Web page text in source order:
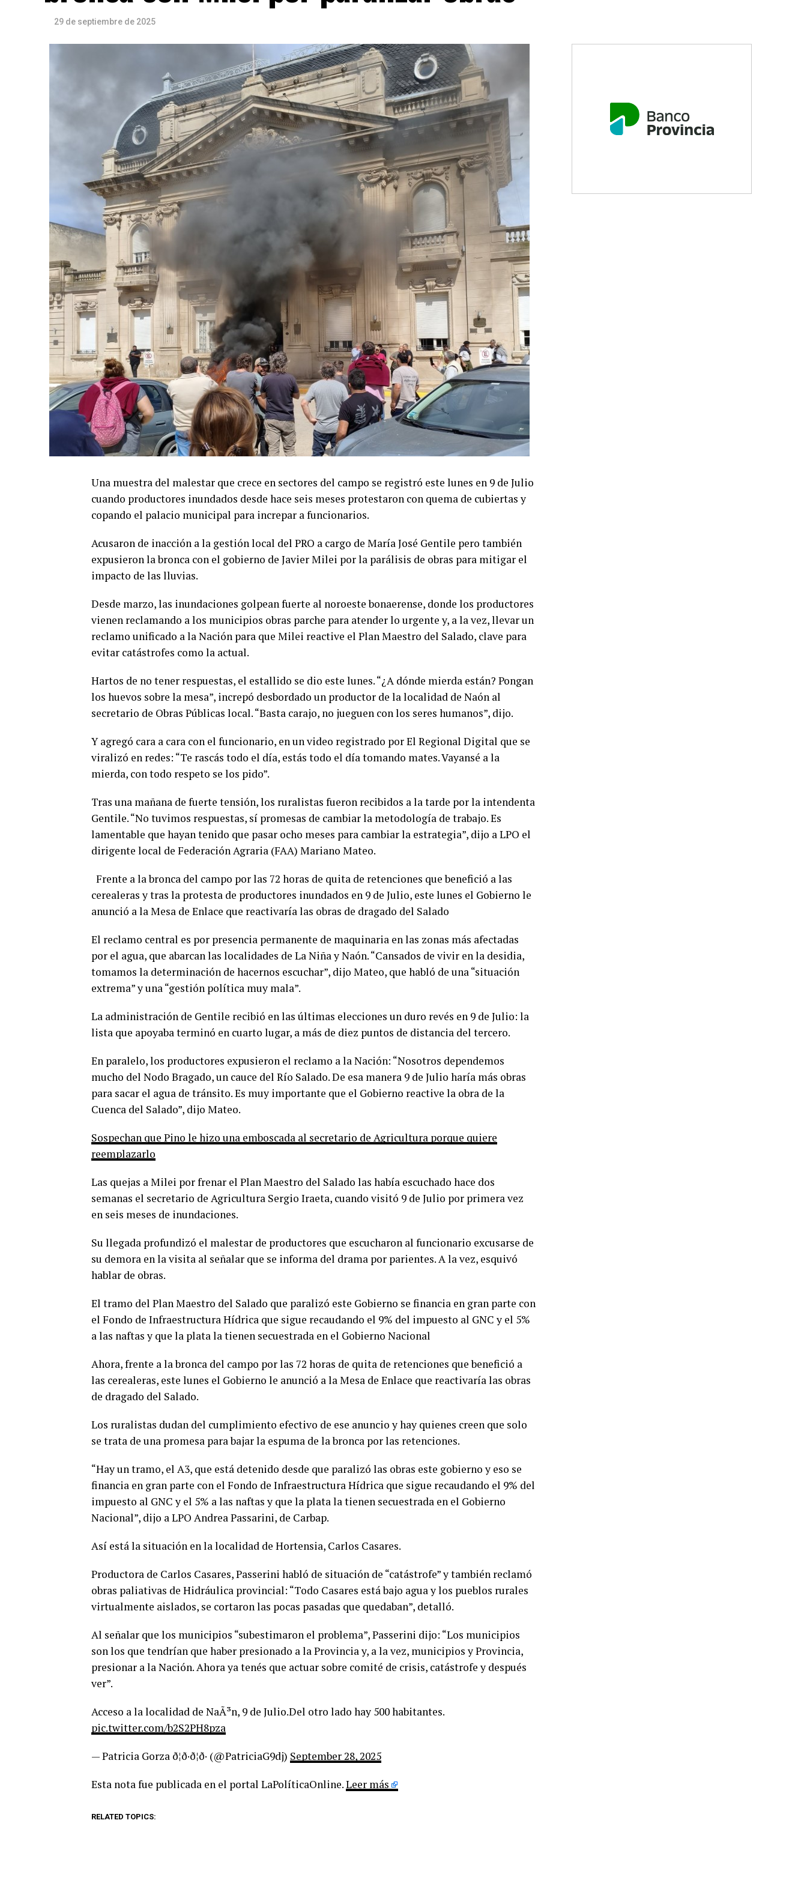
29 de septiembre de 2025
Una muestra del malestar que crece en sectores del campo se registró este lunes en 9 de Julio
cuando productores inundados desde hace seis meses protestaron con quema de cubiertas y
copando el palacio municipal para increpar a funcionarios.
Acusaron de inacción a la gestión local del PRO a cargo de María José Gentile pero también
expusieron la bronca con el gobierno de Javier Milei por la parálisis de obras para mitigar el
impacto de las lluvias.
Desde marzo, las inundaciones golpean fuerte al noroeste bonaerense, donde los productores
vienen reclamando a los municipios obras parche para atender lo urgente y, a la vez, llevar un
reclamo unificado a la Nación para que Milei reactive el Plan Maestro del Salado, clave para
evitar catástrofes como la actual.
Hartos de no tener respuestas, el estallido se dio este lunes. “¿A dónde mierda están? Pongan
los huevos sobre la mesa”, increpó desbordado un productor de la localidad de Naón al
secretario de Obras Públicas local. “Basta carajo, no jueguen con los seres humanos”, dijo.
Y agregó cara a cara con el funcionario, en un video registrado por El Regional Digital que se
viralizó en redes: “Te rascás todo el día, estás todo el día tomando mates. Vayansé a la
mierda, con todo respeto se los pido”.
Tras una mañana de fuerte tensión, los ruralistas fueron recibidos a la tarde por la intendenta
Gentile. “No tuvimos respuestas, sí promesas de cambiar la metodología de trabajo. Es
lamentable que hayan tenido que pasar ocho meses para cambiar la estrategia”, dijo a LPO el
dirigente local de Federación Agraria (FAA) Mariano Mateo.
Frente a la bronca del campo por las 72 horas de quita de retenciones que benefició a las
cerealeras y tras la protesta de productores inundados en 9 de Julio, este lunes el Gobierno le
anunció a la Mesa de Enlace que reactivaría las obras de dragado del Salado
El reclamo central es por presencia permanente de maquinaria en las zonas más afectadas
por el agua, que abarcan las localidades de La Niña y Naón. “Cansados de vivir en la desidia,
tomamos la determinación de hacernos escuchar”, dijo Mateo, que habló de una “situación
extrema” y una “gestión política muy mala”.
La administración de Gentile recibió en las últimas elecciones un duro revés en 9 de Julio: la
lista que apoyaba terminó en cuarto lugar, a más de diez puntos de distancia del tercero.
En paralelo, los productores expusieron el reclamo a la Nación: “Nosotros dependemos
mucho del Nodo Bragado, un cauce del Río Salado. De esa manera 9 de Julio haría más obras
para sacar el agua de tránsito. Es muy importante que el Gobierno reactive la obra de la
Cuenca del Salado”, dijo Mateo.
Sospechan que Pino le hizo una emboscada al secretario de Agricultura porque quiere
reemplazarlo
Las quejas a Milei por frenar el Plan Maestro del Salado las había escuchado hace dos
semanas el secretario de Agricultura Sergio Iraeta, cuando visitó 9 de Julio por primera vez
en seis meses de inundaciones.
Su llegada profundizó el malestar de productores que escucharon al funcionario excusarse de
su demora en la visita al señalar que se informa del drama por parientes. A la vez, esquivó
hablar de obras.
El tramo del Plan Maestro del Salado que paralizó este Gobierno se financia en gran parte con
el Fondo de Infraestructura Hídrica que sigue recaudando el 9% del impuesto al GNC y el 5%
a las naftas y que la plata la tienen secuestrada en el Gobierno Nacional
Ahora, frente a la bronca del campo por las 72 horas de quita de retenciones que benefició a
las cerealeras, este lunes el Gobierno le anunció a la Mesa de Enlace que reactivaría las obras
de dragado del Salado.
Los ruralistas dudan del cumplimiento efectivo de ese anuncio y hay quienes creen que solo
se trata de una promesa para bajar la espuma de la bronca por las retenciones.
“Hay un tramo, el A3, que está detenido desde que paralizó las obras este gobierno y eso se
financia en gran parte con el Fondo de Infraestructura Hídrica que sigue recaudando el 9% del
impuesto al GNC y el 5% a las naftas y que la plata la tienen secuestrada en el Gobierno
Nacional”, dijo a LPO Andrea Passarini, de Carbap.
Así está la situación en la localidad de Hortensia, Carlos Casares.
Productora de Carlos Casares, Passerini habló de situación de “catástrofe” y también reclamó
obras paliativas de Hidráulica provincial: “Todo Casares está bajo agua y los pueblos rurales
virtualmente aislados, se cortaron las pocas pasadas que quedaban”, detalló.
Al señalar que los municipios “subestimaron el problema”, Passerini dijo: “Los municipios
son los que tendrían que haber presionado a la Provincia y, a la vez, municipios y Provincia,
presionar a la Nación. Ahora ya tenés que actuar sobre comité de crisis, catástrofe y después
ver”.
Acceso a la localidad de NaÃ³n, 9 de Julio.Del otro lado hay 500 habitantes.
pic.twitter.com/b2S2PH8pza
— Patricia Gorza ð¦ð·ð¦ð· (@PatriciaG9dj) September 28, 2025
Esta nota fue publicada en el portal LaPolíticaOnline.Leer más
RELATED TOPICS: